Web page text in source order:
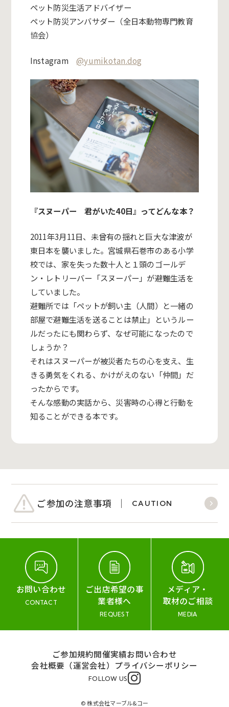
ペット防災生活アドバイザー
ペット防災アンバサダー（全日本動物専門教育
協会）
Instagram @yumikotan.dog
『スヌーパー 君がいた40日』ってどんな本？
2011年3月11日、未曾有の揺れと巨大な津波が
東日本を襲いました。宮城県石巻市のある小学
校では、家を失った数十人と１頭のゴールデ
ン・レトリーバー「スヌーパー」が避難生活を
していました。
避難所では「ペットが飼い主（人間）と一緒の
部屋で避難生活を送ることは禁止」というルー
ルだったにも関わらず、なぜ可能になったので
しょうか？
それはスヌーパーが被災者たちの心を支え、生
きる勇気をくれる、かけがえのない「仲間」だ
ったからです。
そんな感動の実話から、災害時の心得と行動を
知ることができる本です。
ご参加の注意事項 CAUTION
お問い合わせ
CONTACT
ご出店希望の事
業者様へ
REQUEST
メディア・
取材のご相談
MEDIA
ご参加規約開催実績お問い合わせ
会社概要（運営会社） プライバシーポリシー
FOLLOW US
© 株式会社マーブル&コー